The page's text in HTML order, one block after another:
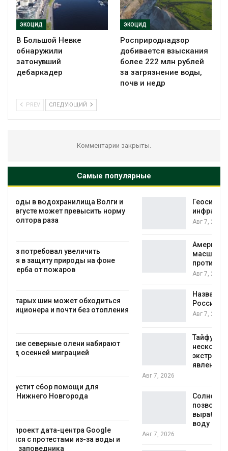
ЭКОЦИД
В Большой Невке
обнаружили
затонувший
дебаркадер
ЭКОЦИД
Росприроднадзор
добивается взыскания
более 222 млн рублей
за загрязнение воды,
почв и недр
PREV СЛЕДУЮЩИЙ
Комментарии закрыты.
Самые популярные
Геосинтетика на полигоне: как меняется
инфраструктура обращения с отходами
Американские экологи предупредили о
масштабном загрязнении из-за
противопожарной пены
Авг 7, 2026
Названы ведущие экологические НКО
России по итогам 2025 года
Авг 7, 2026
несколько регионов столкнулись с
экстремальными природными
Солнечные панели над каналами
вырабатывать энергию и экономить
Авг 7, 2026